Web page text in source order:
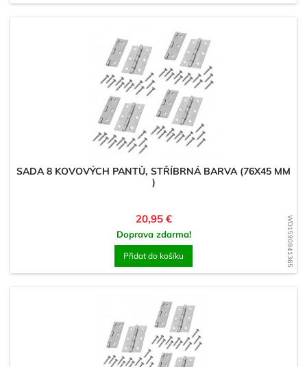
WD1590941365
SADA 8 KOVOVÝCH PANTŮ, STŘÍBRNÁ BARVA (76X45 MM
)
Cena
20,95 €
Doprava zdarma!
Přidat do košíku